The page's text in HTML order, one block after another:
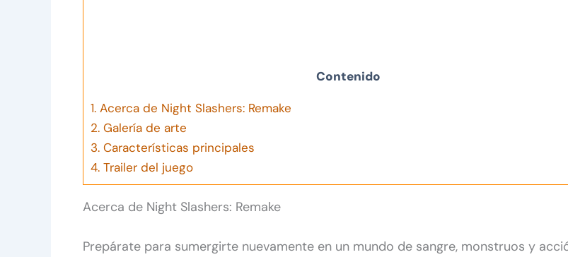
Contenido
1. Acerca de Night Slashers: Remake
2. Galería de arte
3. Características principales
4. Trailer del juego
Acerca de Night Slashers: Remake
Prepárate para sumergirte nuevamente en un mundo de sangre, monstruos y